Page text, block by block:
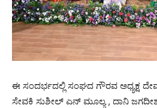
ಈ ಸಂದರ್ಭದಲ್ಲಿ ಸಂಘದ ಗೌರವ ಅಧ್ಯಕ್ಷ
ಸೇವಕಿ ಸುಶೀಲ್ ಎನ್ ಮೂಲ್ಯ , ದಾನಿ